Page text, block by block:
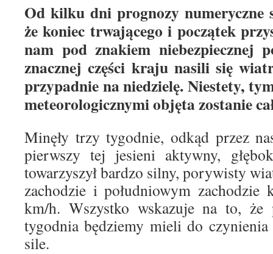
Od kilku dni prognozy numeryczne
że koniec trwającego i początek
nam pod znakiem niebezpiecznej
znacznej części kraju nasili się
przypadnie na niedzielę. Niestety,
meteorologicznymi objęta zostanie
Minęły trzy tygodnie, odkąd przez
pierwszy tej jesieni aktywny,
towarzyszył bardzo silny, porywisty
zachodzie i południowym zachodzie
km/h. Wszystko wskazuje na to, że
tygodnia będziemy mieli do
sile.